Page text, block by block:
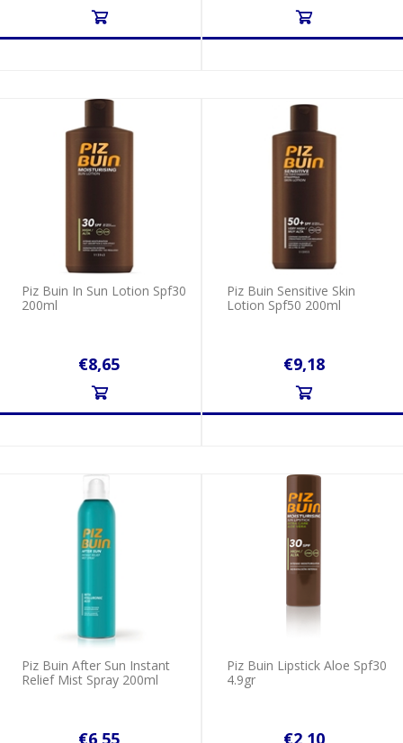
Piz Buin In Sun Lotion Spf30
200ml
€8,65
Piz Βuin Sensitive Skin
Lotion Spf50 200ml
€9,18
Piz Buin After Sun Instant
Relief Mist Spray 200ml
Piz Βuin Lipstick Aloe Spf30
4.9gr